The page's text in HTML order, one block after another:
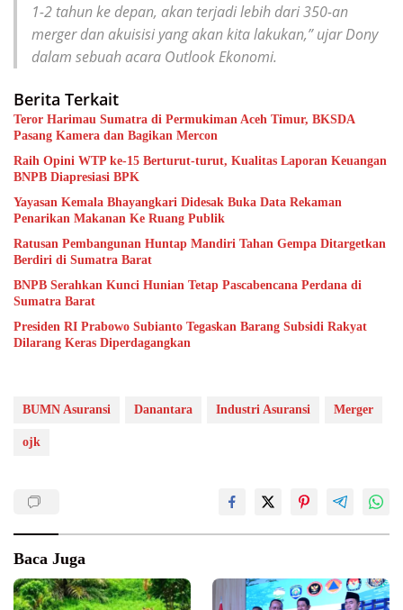
1-2 tahun ke depan, akan terjadi lebih dari 350-an
merger dan akuisisi yang akan kita lakukan,” ujar Dony
dalam sebuah acara Outlook Ekonomi.
Berita Terkait
Teror Harimau Sumatra di Permukiman Aceh Timur, BKSDA
Pasang Kamera dan Bagikan Mercon
Raih Opini WTP ke-15 Berturut-turut, Kualitas Laporan Keuangan
BNPB Diapresiasi BPK
Yayasan Kemala Bhayangkari Didesak Buka Data Rekaman
Penarikan Makanan Ke Ruang Publik
Ratusan Pembangunan Huntap Mandiri Tahan Gempa Ditargetkan
Berdiri di Sumatra Barat
BNPB Serahkan Kunci Hunian Tetap Pascabencana Perdana di
Sumatra Barat
Presiden RI Prabowo Subianto Tegaskan Barang Subsidi Rakyat
Dilarang Keras Diperdagangkan
BUMN Asuransi Danantara Industri Asuransi Merger
ojk
Baca Juga